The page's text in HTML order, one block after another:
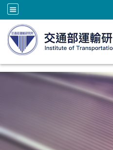
跳到主